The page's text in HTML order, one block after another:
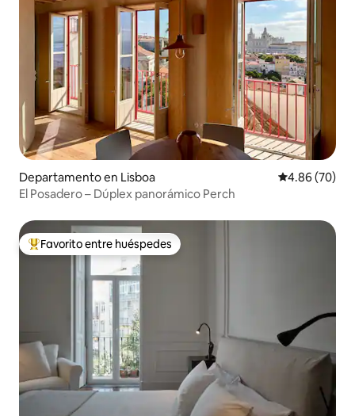
Departamento en Lisboa Calificación
4.86 (70)
El Posadero – Dúplex panorámico Perch
De los mejores en Favorito entre huéspedes
Favorito entre huéspedes